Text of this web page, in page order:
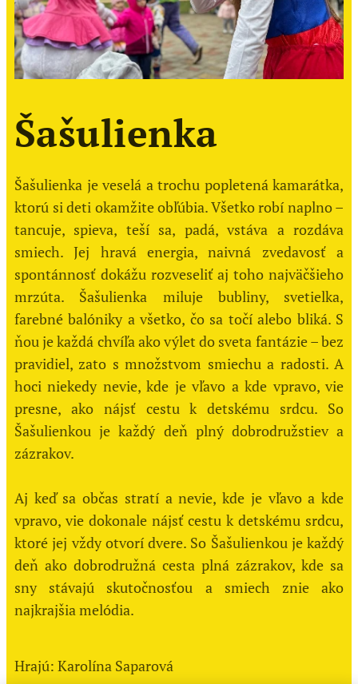
Šašulienka
Šašulienka je veselá a trochu popletená kamarátka,
ktorú si deti okamžite obľúbia. Všetko robí naplno –
tancuje, spieva, teší sa, padá, vstáva a rozdáva
smiech. Jej hravá energia, naivná zvedavosť a
spontánnosť dokážu rozveseliť aj toho najväčšieho
mrzúta. Šašulienka miluje bubliny, svetielka,
farebné balóniky a všetko, čo sa točí alebo bliká. S
ňou je každá chvíľa ako výlet do sveta fantázie – bez
pravidiel, zato s množstvom smiechu a radosti. A
hoci niekedy nevie, kde je vľavo a kde vpravo, vie
presne, ako nájsť cestu k detskému srdcu. So
Šašulienkou je každý deň plný dobrodružstiev a
zázrakov.
Aj keď sa občas stratí a nevie, kde je vľavo a kde
vpravo, vie dokonale nájsť cestu k detskému srdcu,
ktoré jej vždy otvorí dvere. So Šašulienkou je každý
deň ako dobrodružná cesta plná zázrakov, kde sa
sny stávajú skutočnosťou a smiech znie ako
najkrajšia melódia.
Hrajú: Karolína Saparová